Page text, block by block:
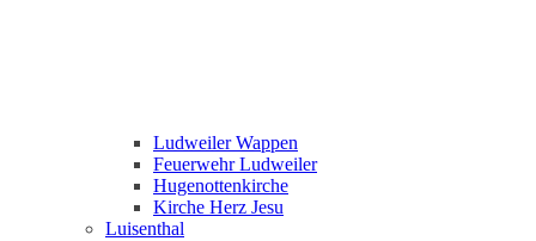
Ludweiler Wappen
Feuerwehr Ludweiler
Hugenottenkirche
Kirche Herz Jesu
Luisenthal